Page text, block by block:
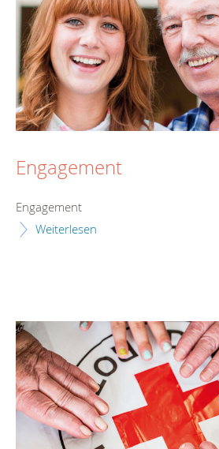
Engagement
Engagement
Weiterlesen